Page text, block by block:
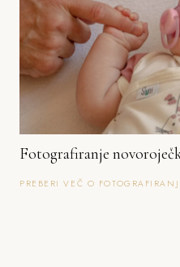
Fotografiranje
PREBERI VEČ O